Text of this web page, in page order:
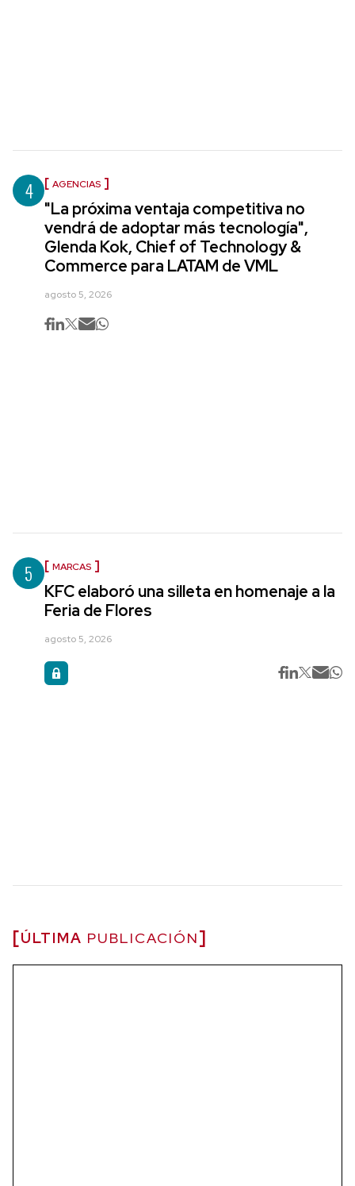
4 AGENCIAS
"La próxima ventaja competitiva no
vendrá de adoptar más tecnología",
Glenda Kok, Chief of Technology &
Commerce para LATAM de VML
agosto 5, 2026
5 MARCAS
KFC elaboró una silleta en homenaje a la
Feria de Flores
agosto 5, 2026
ÚLTIMA PUBLICACIÓN